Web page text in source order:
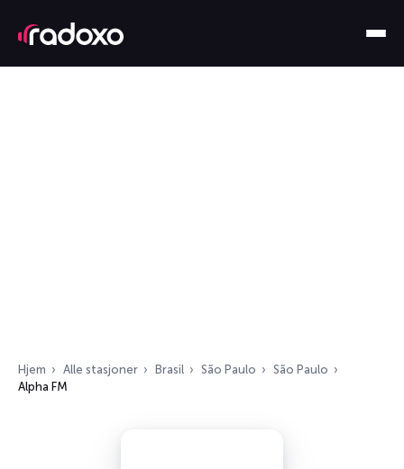
Hjem Alle stasjoner Brasil São Paulo
São Paulo
Alpha FM